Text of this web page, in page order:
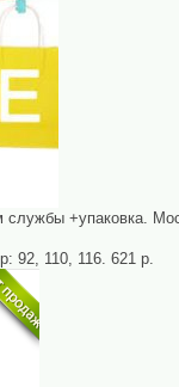
службы +упаковка.
92, 110, 116. 621 р.